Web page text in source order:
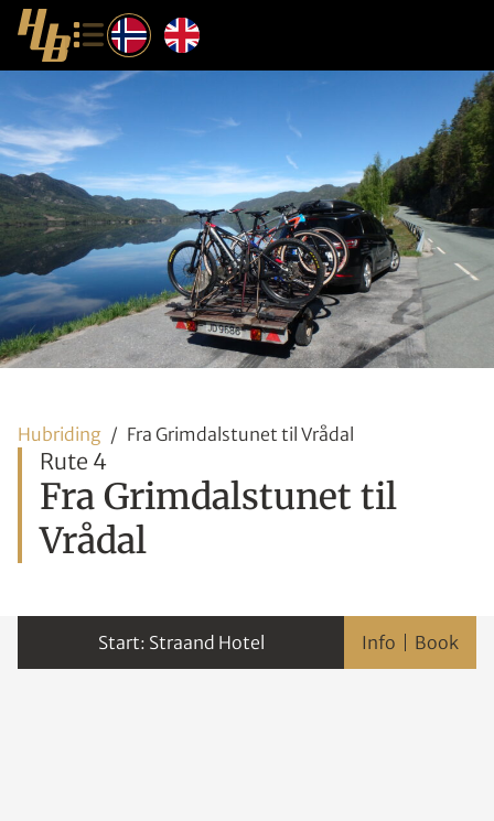
Hubriding Fra Grimdalstunet til Vrådal
Rute 4
Fra Grimdalstunet til
Vrådal
Straand Hotel Info